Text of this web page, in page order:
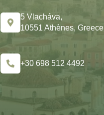
5 Vlacháva,
10551 Athènes, Greece
+30 698 512 4492